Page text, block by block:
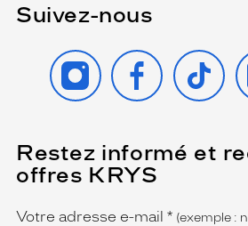
Suivez-nous
INSTAGRAMFACEBOOK
TIKTOK
Restez informé et
offres KRYS
Name
Votre adresse e-mail *
(Ce
champ
est
obligatoire)
(exemple :